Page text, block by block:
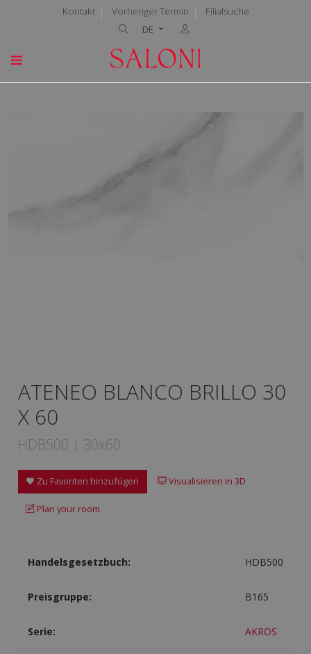
Kontakt Vorheriger Termin
Filialsuche
DE
ATENEO BLANCO BRILLO 30
X 60
HDB500 | 30x60
Zu Favoriten hinzufügen Visualisieren in 3D
Plan your room
Handelsgesetzbuch: HDB500
Preisgruppe: B165
Serie: AKROS